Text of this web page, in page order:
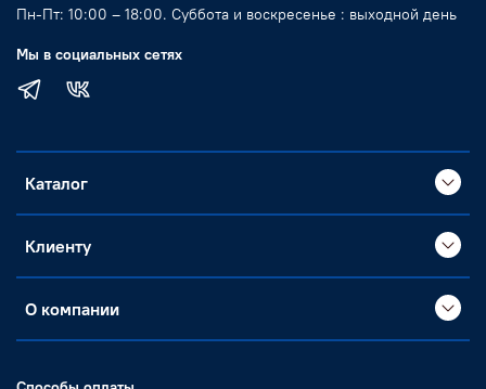
Пн-Пт: 10:00 – 18:00. Суббота и воскресенье : выходной день
Мы в социальных сетях
Каталог
Клиенту
О компании